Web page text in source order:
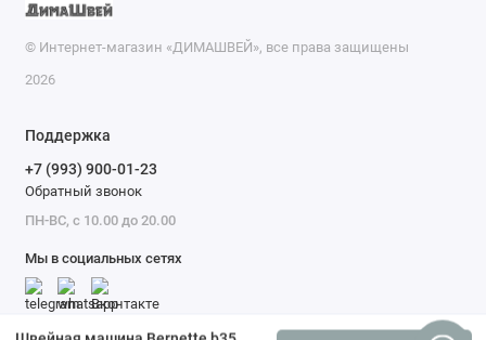
© Интернет-магазин «ДИМАШВЕЙ», все права защищены
2026
Поддержка
+7 (993) 900-01-23
Обратный звонок
ПН-ВС, с 10.00 до 20.00
Мы в социальных сетях